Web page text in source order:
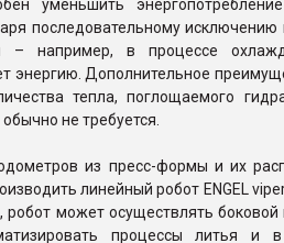
уменьшить
последовательному исключению
– например, в процессе
энергию. Дополнительное
тепла, поглощаемого
не требуется.
из пресс-формы и их
линейный робот ENGEL
может осуществлять боковой
процессы литья и в